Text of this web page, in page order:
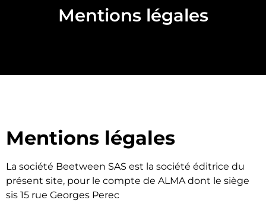
Mentions légales
Mentions légales
La société Beetween SAS est la société éditrice du
présent site, pour le compte de ALMA dont le siège
sis 15 rue Georges Perec